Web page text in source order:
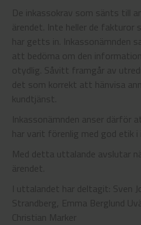
De inkassokrav som sänts till
ärendet. Inte heller de fakturor
har getts in. Inkassonämnden
att bedöma om den
otydlig. Såvitt framgår av
det som korrekt att hänvisa
kundtjänst.
Inkassonämnden anser därför
har varit förenlig med god etik
Med detta uttalande avslutar
ärendet.
I uttalandet har deltagit: Sven
Strandberg, Emma Berglund
Christian Marker